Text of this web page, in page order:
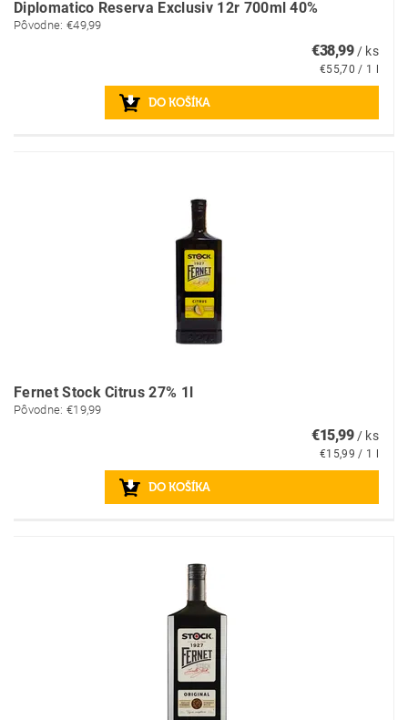
Diplomatico Reserva Exclusiv 12r 700ml 40%
Pôvodne: €49,99
€38,99 / ks
€55,70 / 1 l
Fernet Stock Citrus 27% 1l
Pôvodne: €19,99
€15,99 / ks
€15,99 / 1 l